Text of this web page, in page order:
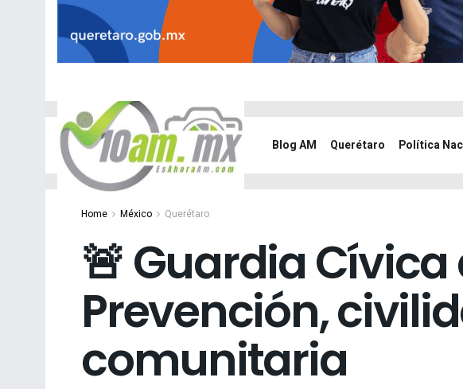
Blog AM Querétaro Política
Home México Querétaro
🚨 Guardia
Prevención,
comunitaria